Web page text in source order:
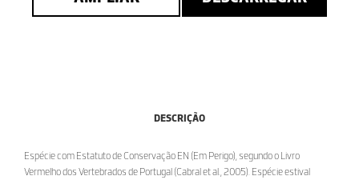
DESCRIÇÃO
Espécie com Estatuto de Conservação EN (Em Perigo), segundo o Livro
Vermelho dos Vertebrados de Portugal (Cabral et al., 2005). Espécie estival